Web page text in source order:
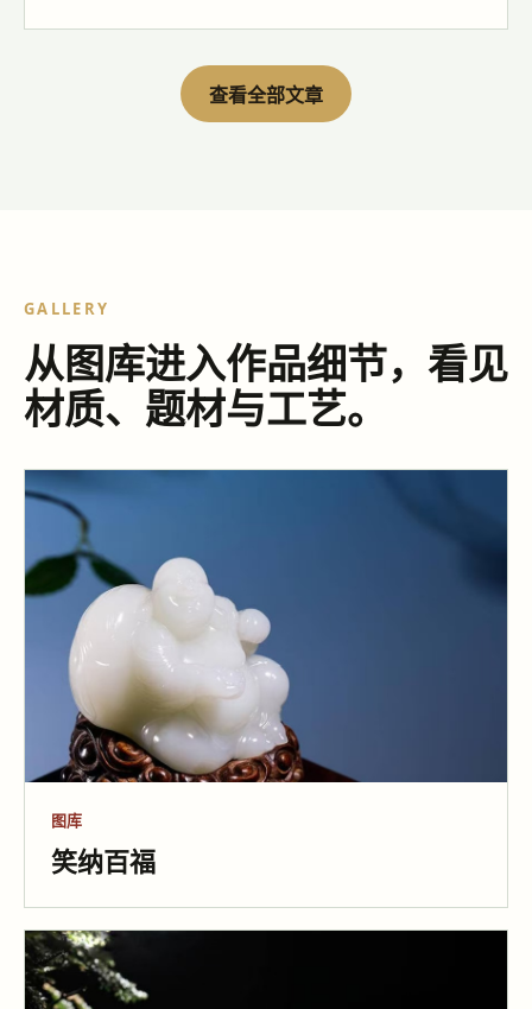
查看全部文章
GALLERY
从图库进入作品细节，看见
材质、题材与工艺。
图库
笑纳百福